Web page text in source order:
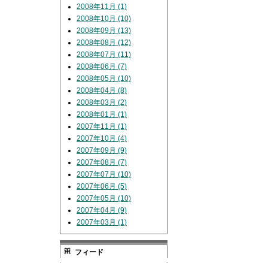
2008年11月 (1)
2008年10月 (10)
2008年09月 (13)
2008年08月 (12)
2008年07月 (11)
2008年06月 (7)
2008年05月 (10)
2008年04月 (8)
2008年03月 (2)
2008年01月 (1)
2007年11月 (1)
2007年10月 (4)
2007年09月 (9)
2007年08月 (7)
2007年07月 (10)
2007年06月 (5)
2007年05月 (10)
2007年04月 (9)
2007年03月 (1)
フィード